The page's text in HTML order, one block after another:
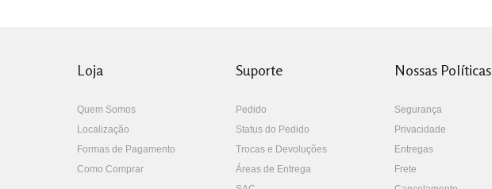
Loja
Quem Somos
Localização
Formas de Pagamento
Como Comprar
Suporte
Pedido
Status do Pedido
Trocas e Devoluções
Áreas de Entrega
Nossas Políticas
Segurança
Privacidade
Entregas
Frete